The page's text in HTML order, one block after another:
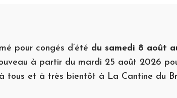
pour congés d’été du samedi 8 août
à partir du mardi 25 août 2026
tous et à très bientôt à La Cantine du